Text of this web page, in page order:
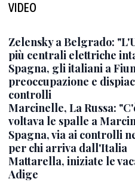
VIDEO
Zelensky a Belgrado:
più centrali elettriche
Spagna, gli italiani a
preoccupazione e
controlli
Marcinelle, La Russa:
voltava le spalle a
Spagna, via ai controlli
per chi arriva dall'Italia
Mattarella, iniziate le
Adige